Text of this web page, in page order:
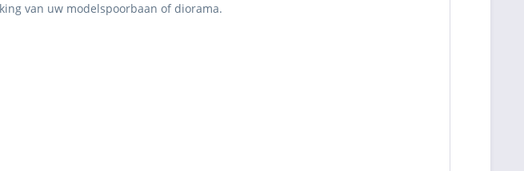
van uw modelspoorbaan of diorama.